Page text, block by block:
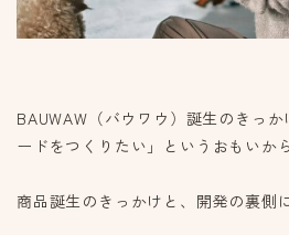
BAUWAW（バウワウ）誕生のきっ
ードをつくりたい」というおもいから
商品誕生のきっかけと、開発の裏側